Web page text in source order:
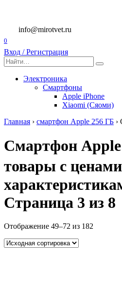
содержанию
info@mirotvet.ru
0
Вход / Регистрация
Search
for:
Электроника
Смартфоны
Apple iPhone
Xiaomi (Сяоми)
Главная › смартфон Apple 256 ГБ ›
Смартфон
товары с
Страница 3 из 8
Отображение 49–72 из 182